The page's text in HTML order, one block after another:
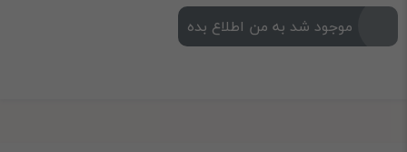
موجود شد به من اطلاع بده